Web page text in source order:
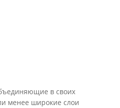
в своих
менее широкие слои